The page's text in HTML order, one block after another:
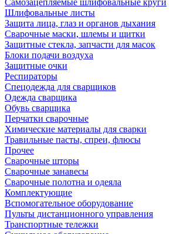
Самозацепляемые шлифовальные круги
Шлифовальные листы
Защита лица, глаз и органов дыхания
Сварочные маски, шлемы и щитки
Защитные стекла, запчасти для масок
Блоки подачи воздуха
Защитные очки
Респираторы
Спецодежда для сварщиков
Одежда сварщика
Обувь сварщика
Перчатки сварочные
Химические материалы для сварки
Травильные пасты, спреи, флюсы
Прочее
Сварочные шторы
Сварочные занавесы
Сварочные полотна и одеяла
Комплектующие
Вспомогательное оборудование
Пульты дистанционного управления
Транспортные тележки